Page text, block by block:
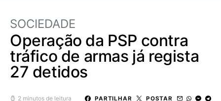
SOCIEDADE
Operação da PSP contra
tráfico de armas já regista
27 detidos
2 minutos de leitura PARTILHAR POSTAR